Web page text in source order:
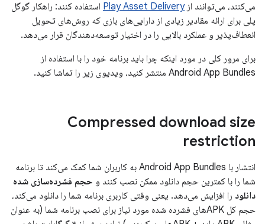
می‌کنند، می‌توانند ازPlay Asset Delivery استفاده کنند: راهکار گوگل
پلی برای ارائه مقادیر زیادی از دارایی‌های بازی که روش‌های تحویل
انعطاف‌پذیر و عملکرد بالایی را در اختیار توسعه‌دهندگان قرار می‌دهد.
برای مرور کلی در مورد اینکه چرا باید برنامه خود را با استفاده از
Android App Bundles منتشر کنید، ویدیوی زیر را تماشا کنید.
Compressed download size
restriction
انتشار با Android App Bundles به کاربران شما کمک می‌کند تا برنامه
شما را با کمترین حجم دانلود ممکن نصب کنند و حجم فشرده‌سازی شده
دانلود را افزایش می‌دهد. یعنی وقتی کاربری برنامه شما را دانلود می‌کند،
حجم کل APKهای فشرده شده مورد نیاز برای نصب برنامه شما (به عنوان